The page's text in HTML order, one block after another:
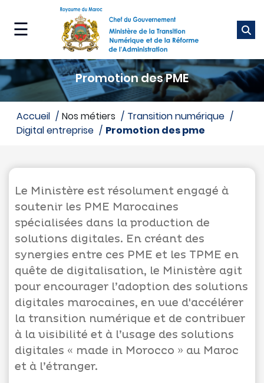
contenu
☰
Ministère
Nos
métiers
Nos
Appels
d'offres
Suggestions
Promotion des PME
accueil Nos métiers
transition numérique
digital entreprise
promotion des pme
Le Ministère est résolument engagé à
soutenir les PME Marocaines
spécialisées dans la production de
solutions digitales. En créant des
synergies entre ces PME et les TPME en
quête de digitalisation, le Ministère agit
pour encourager l’adoption des solutions
digitales marocaines, en vue d'accélérer
la transition numérique et de contribuer
à la visibilité et à l’usage des solutions
digitales « made in Morocco » au Maroc
et à l’étranger.